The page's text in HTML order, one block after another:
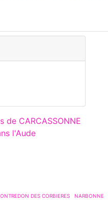
de CARCASSONNE
l'Aude
DES CORBIERES NARBONNE